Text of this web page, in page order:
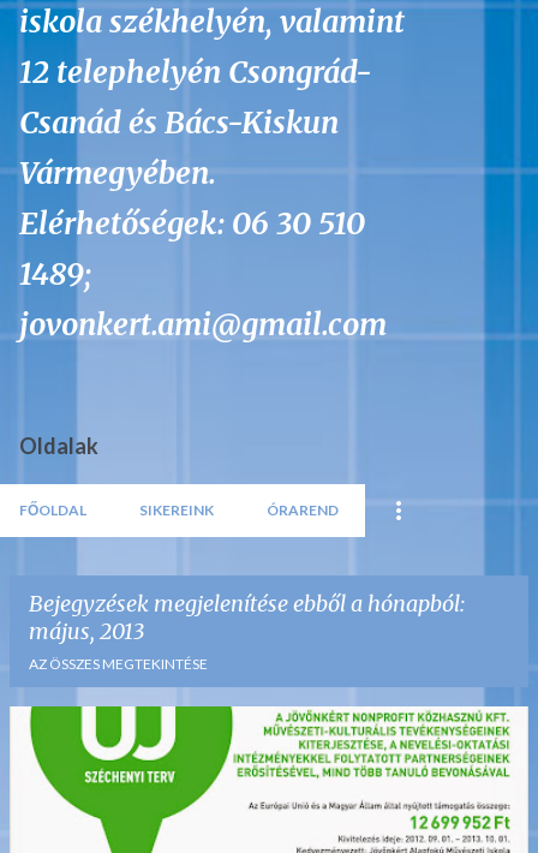
iskola székhelyén, valamint
12 telephelyén Csongrád-
Csanád és Bács-Kiskun
Vármegyében.
Elérhetőségek: 06 30 510
1489;
jovonkert.ami@gmail.com
Oldalak
FŐOLDAL SIKEREINK ÓRAREND
Bejegyzések megjelenítése ebből a hónapból:
május, 2013
AZ ÖSSZES MEGTEKINTÉSE